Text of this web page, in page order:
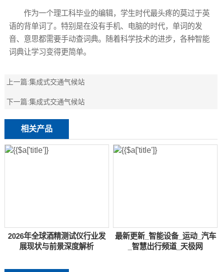
作为一个理工科毕业的编辑，学生时代最头疼的莫过于英
语的背单词了。特别是在没有手机、电脑的时代，单词的发
音、意思都需要手动查词典。随着科学技术的进步，各种智能
词典让学习变得更简单。
上一篇:集成式交通气候站
下一篇:集成式交通气候站
相关产品
2026年全球酒精测试仪行业发
展现状与前景深度解析
最新更新_智能设备_运动_汽车
_智慧出行频道_天极网